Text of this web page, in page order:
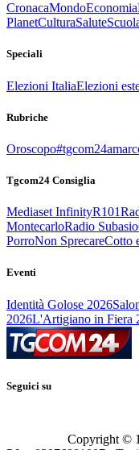
CronacaMondoEconomia
PlanetCulturaSalute
Speciali
Elezioni ItaliaElezioni
Rubriche
Oroscopo
Tgcom24 Consiglia
Mediaset InfinityR101
MontecarloRadio Subasio
PorroNon SprecareCotto
Eventi
Identità Golose 2026
2026L'Artigiano in Fiera
Seguici su
Copyright ©